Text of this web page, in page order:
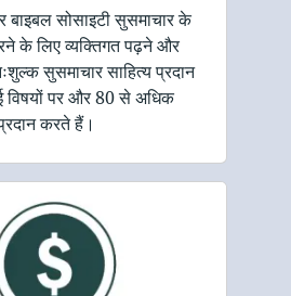
सोसाइटी सुसमाचार के
के लिए व्यक्तिगत पढ़ने और
सुसमाचार साहित्य प्रदान
पर और 80 से अधिक
करते हैं।